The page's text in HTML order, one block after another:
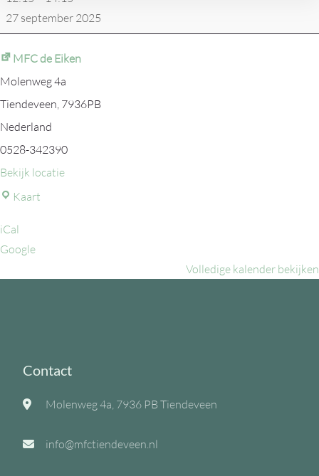
HZVV
27 september 2025
MFC de Eiken
Molenweg 4a
Tiendeveen, 7936PB
Nederland
0528-342390
Bekijk locatie
Kaart
iCal
Google
Volledige kalender bekijken
Contact
Molenweg 4a, 7936 PB Tiendeveen
info@mfctiendeveen.nl